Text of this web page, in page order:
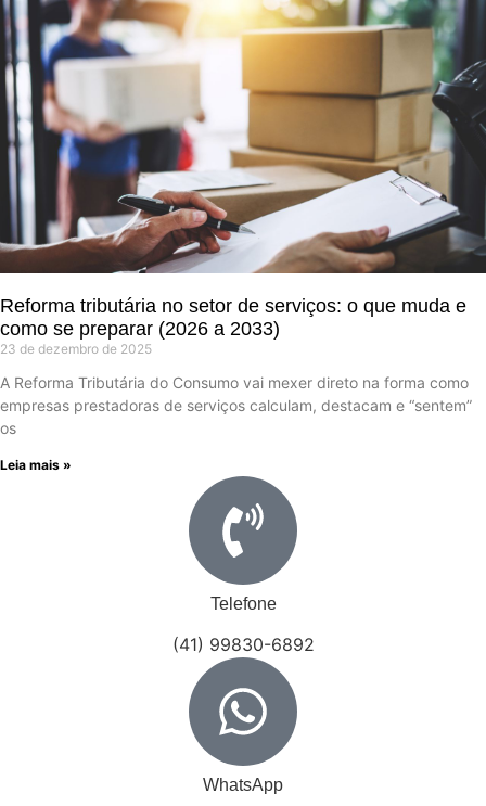
Reforma tributária no setor de serviços: o que muda e
como se preparar (2026 a 2033)
23 de dezembro de 2025
A Reforma Tributária do Consumo vai mexer direto na forma como
empresas prestadoras de serviços calculam, destacam e “sentem”
os
Leia mais »
Telefone
(41) 99830-6892
WhatsApp